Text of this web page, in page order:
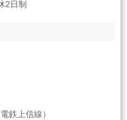
2日制
鉄上信線）